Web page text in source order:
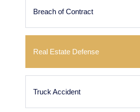
Breach of Contract
Real Estate Defense
Truck Accident